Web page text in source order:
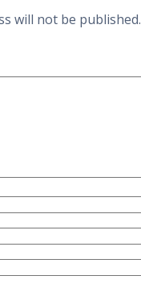
will not be published.